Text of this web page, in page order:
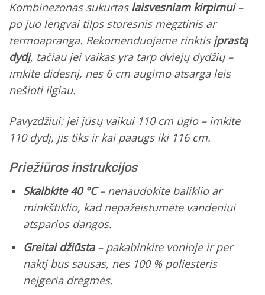
Kombinezonas sukurtas laisvesniam kirpimui–
po juo lengvai tilps storesnis megztinis ar
termoapranga. Rekomenduojame rinktis įprastą
dydį, tačiau jei vaikas yra tarp dviejų dydžių –
imkite didesnį, nes 6 cm augimo atsarga leis
nešioti ilgiau.
Pavyzdžiui:jei jūsų vaikui 110 cm ūgio – imkite
110 dydį, jis tiks ir kai paaugs iki 116 cm.
Priežiūros instrukcijos
Skalbkite 40 °C– nenaudokite baliklio ar
minkštiklio, kad nepažeistumėte vandeniui
atsparios dangos.
Greitai džiūsta– pakabinkite vonioje ir per
naktį bus sausas, nes 100 % poliesteris
neįgeria drėgmės.